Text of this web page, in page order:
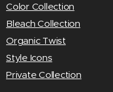
Color Collection
Bleach Collection
Organic Twist
Style Icons
Private Collection